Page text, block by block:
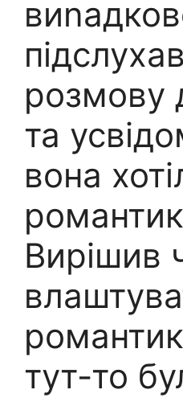
підслухав
розмову
та
вона
Вирішив
тут-то